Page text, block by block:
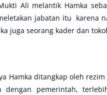
Ali melantik Hamka
jabatan itu karena
juga seorang kader dan
Hamka ditangkap oleh
dengan pemerintah,